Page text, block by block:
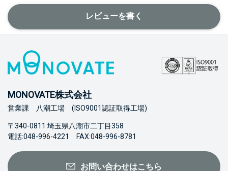
レビューを書く
MONOVATE株式会社
営業課 八潮工場 (ISO9001認証取得工場)
〒340-0811 埼玉県八潮市二丁目358
電話:048-996-4221 FAX:048-996-8781
お問い合わせはこちら